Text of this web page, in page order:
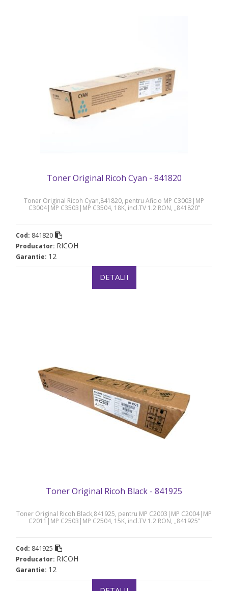
Toner Original Ricoh Cyan - 841820
Toner Original Ricoh Cyan,841820, pentru Aficio MP C3003|MP
C3004|MP C3503|MP C3504, 18K, incl.TV 1.2 RON, „841820”
Cod: 841820
Producator: RICOH
Garantie: 12
DETALII
Toner Original Ricoh Black - 841925
Toner Original Ricoh Black,841925, pentru MP C2003|MP C2004|MP
C2011|MP C2503|MP C2504, 15K, incl.TV 1.2 RON, „841925”
Cod: 841925
Producator: RICOH
Garantie: 12